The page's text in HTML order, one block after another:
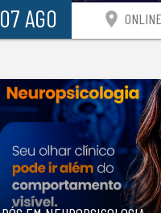
07 AGO location_on ONLINE